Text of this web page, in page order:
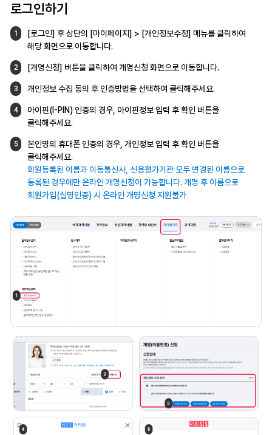
로그인하기
1 [로그인] 후 상단의 [마이페이지] > [개인정보수정] 메뉴를 클릭하여
해당 화면으로 이동합니다.
2 [개명신청] 버튼을 클릭하여 개명신청 화면으로 이동합니다.
3 개인정보 수집 동의 후 인증방법을 선택하여 클릭해주세요.
4 아이핀(I-PIN) 인증의 경우, 아이핀정보 입력 후확인 버튼을
클릭해주세요.
5 본인명의 휴대폰 인증의 경우, 개인정보 입력 후 확인 버튼을
클릭해주세요.
회원등록된 이름과 이동통신사, 신용평가기관 모두 변경된 이름으로
등록된 경우에만 온라인 개명신청이 가능합니다. 개명 후 이름으로
회원가입(실명인증) 시 온라인 개명신청 지원불가